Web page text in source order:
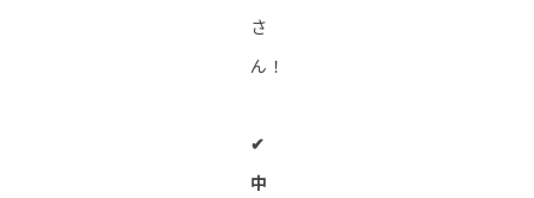
さ
ん！
✔︎
中